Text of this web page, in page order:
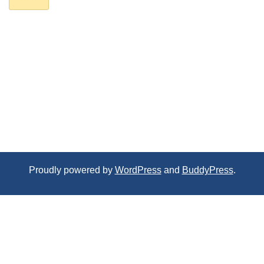
Proudly powered by WordPressand BuddyPress.